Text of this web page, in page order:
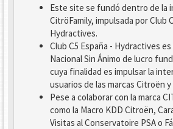
Este site se fundó dentro de la
CitröFamily, impulsada por Club
Hydractives.
Club C5 España - Hydractives
Nacional Sin Ánimo de lucro
cuya finalidad es impulsar la
usuarios de las marcas Citroën
Pese a colaborar con la marca
como la Macro KDD Citroën,
Visitas al Conservatoire PSA o